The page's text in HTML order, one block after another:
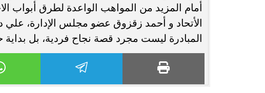
أمام المزيد من المواهب الواعدة لطرق أبواب
الأتحاد و أحمد زقزوق عضو مجلس الإدارة، علي
المبادرة ليست مجرد قصة نجاح فردية، بل بداية